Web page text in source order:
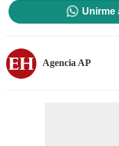
Unirme
Agencia AP